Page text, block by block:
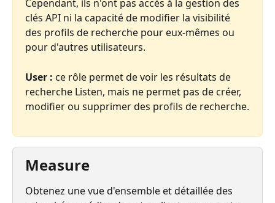
Cependant, ils n'ont pas accès à la gestion des
clés API ni la capacité de modifier la visibilité
des profils de recherche pour eux-mêmes ou
pour d'autres utilisateurs.
User : ce rôle permet de voir les résultats de
recherche Listen, mais ne permet pas de créer,
modifier ou supprimer des profils de recherche.
Measure
Obtenez une vue d'ensemble et détaillée des